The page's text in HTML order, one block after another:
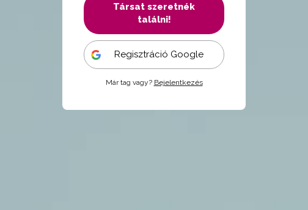
Társat szeretnék
találni!
Regisztráció Google
Már tag vagy? Bejelentkezés